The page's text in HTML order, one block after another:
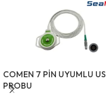
COMEN 7 PİN UYUMLU US
PROBU